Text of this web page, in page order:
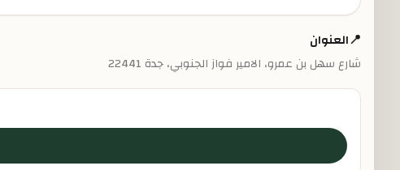
📍العنوان
شارع سهل بن عمرو، الامير فواز الجنوبي، جدة 22441